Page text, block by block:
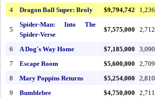
4
Dragon Ball Super: Broly $9,794,742 1,236
5
Spider-Man: Into The
Spider-Verse
$7,575,000 2,712
6 A Dog's Way Home $7,185,000 3,090
7
Escape Room $5,600,000 2,709
8
Mary Poppins Returns $5,254,000 2,810
9
Bumblebee $4,750,000 2,711